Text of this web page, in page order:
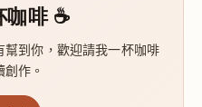
啡 ☕
到你，歡迎請我一杯咖啡
作。